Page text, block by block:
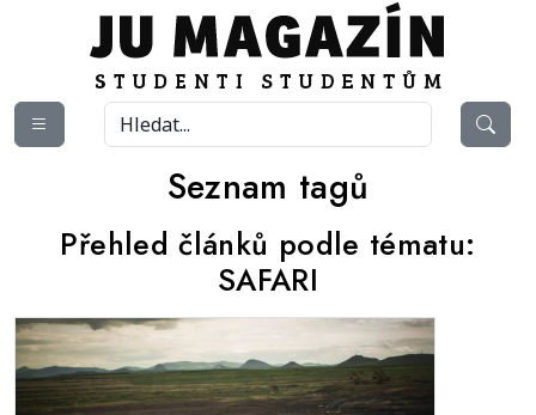
Seznam tagů
Přehled článků podle tématu:
SAFARI